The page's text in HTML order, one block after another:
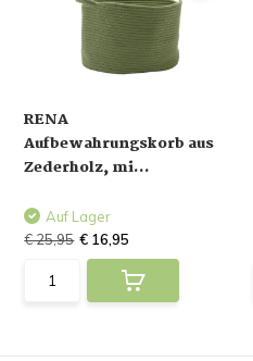
RENA
Aufbewahrungskorb aus
Zederholz, mi...
Auf Lager
€ 25,95 € 16,95